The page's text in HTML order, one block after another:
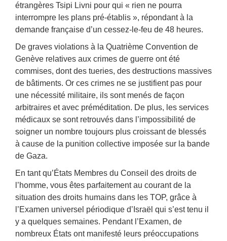
étrangères Tsipi Livni pour qui « rien ne pourra
interrompre les plans pré-établis », répondant à la
demande française d’un cessez-le-feu de 48 heures.
De graves violations à la Quatrième Convention de
Genève relatives aux crimes de guerre ont été
commises, dont des tueries, des destructions massives
de bâtiments. Or ces crimes ne se justifient pas pour
une nécessité militaire, ils sont menés de façon
arbitraires et avec préméditation. De plus, les services
médicaux se sont retrouvés dans l’impossibilité de
soigner un nombre toujours plus croissant de blessés
à cause de la punition collective imposée sur la bande
de Gaza.
En tant qu’États Membres du Conseil des droits de
l’homme, vous êtes parfaitement au courant de la
situation des droits humains dans les TOP, grâce à
l’Examen universel périodique d’Israël qui s’est tenu il
y a quelques semaines. Pendant l’Examen, de
nombreux États ont manifesté leurs préoccupations